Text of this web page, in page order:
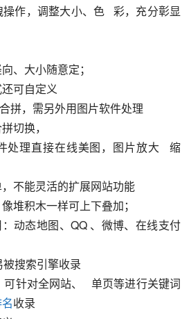
作，调整大小、色   彩，充分彰显
、大小随意定；
可自定义
拼，需另外用图片软件处理
切换，
处理直接在线美图，图片放大   缩
不能灵活的扩展网站功能
堆积木一样可上下叠加；
动态地图、QQ 、微博、在线支付
搜索引擎收录
针对全网站、   单页等进行关键词
收录